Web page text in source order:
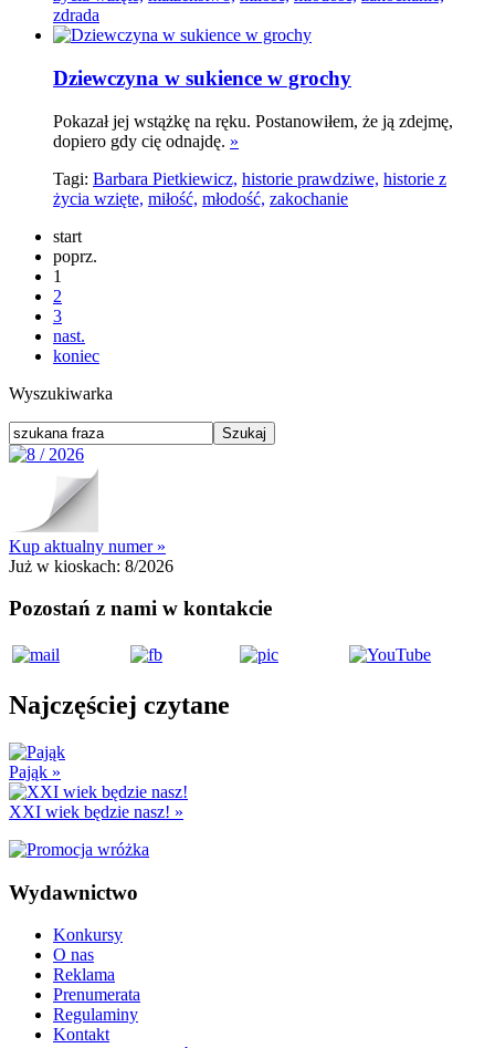
zdrada
Dziewczyna w sukience w grochy
Pokazał jej wstążkę na ręku. Postanowiłem, że ją zdejmę,
dopiero gdy cię odnajdę. »
Tagi: Barbara Pietkiewicz, historie prawdziwe, historie z
życia wzięte, miłość, młodość, zakochanie
start
poprz.
1
2
3
nast.
koniec
Wyszukiwarka
Kup aktualny numer »
Już w kioskach: 8/2026
Pozostań z nami w kontakcie
Najczęściej czytane
Pająk »
XXI wiek będzie nasz! »
Wydawnictwo
Konkursy
O nas
Reklama
Prenumerata
Regulaminy
Kontakt